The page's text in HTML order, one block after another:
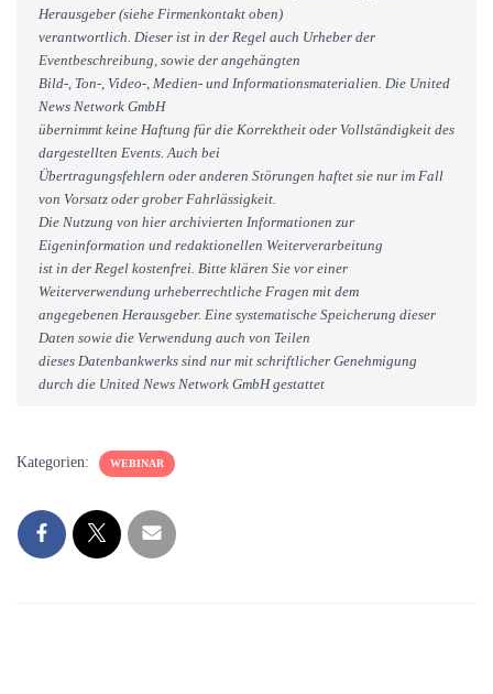
Herausgeber (siehe Firmenkontakt oben)
verantwortlich. Dieser ist in der Regel auch Urheber der
Eventbeschreibung, sowie der angehängten
Bild-, Ton-, Video-, Medien- und Informationsmaterialien. Die United
News Network GmbH
übernimmt keine Haftung für die Korrektheit oder Vollständigkeit des
dargestellten Events. Auch bei
Übertragungsfehlern oder anderen Störungen haftet sie nur im Fall
von Vorsatz oder grober Fahrlässigkeit.
Die Nutzung von hier archivierten Informationen zur
Eigeninformation und redaktionellen Weiterverarbeitung
ist in der Regel kostenfrei. Bitte klären Sie vor einer
Weiterverwendung urheberrechtliche Fragen mit dem
angegebenen Herausgeber. Eine systematische Speicherung dieser
Daten sowie die Verwendung auch von Teilen
dieses Datenbankwerks sind nur mit schriftlicher Genehmigung
durch die United News Network GmbH gestattet
Kategorien: WEBINAR